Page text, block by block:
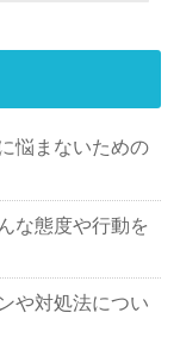
悩まないための
な態度や行動を
や対処法につい